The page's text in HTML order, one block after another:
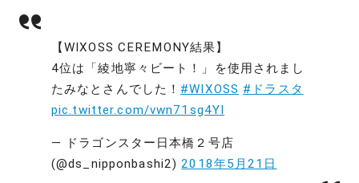
【WIXOSS CEREMONY結果】
4位は「綾地寧々ビート！」を使用されまし
たみなとさんでした！ #WIXOSS #ドラスタ
pic.twitter.com/vwn71sg4YI
— ドラゴンスター日本橋２号店
(@ds_nipponbashi2)2018年5月21日